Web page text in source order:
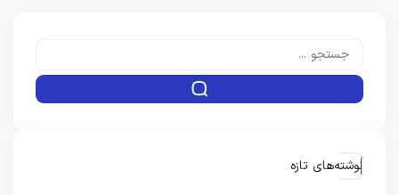
نوشته‌های تازه